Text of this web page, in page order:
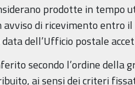
prodotte in tempo
avviso di ricevimento entro
dell’Ufficio postale
secondo l’ordine
ai sensi dei criteri